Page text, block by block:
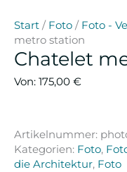
Start / Foto / Foto -
metro station
Chatelet
Von: 175,00 €
Artikelnummer:
Kategorien: Foto,
die Architektur, Foto